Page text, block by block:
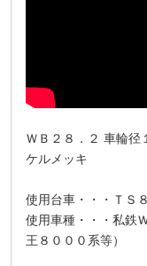
ＷＢ２８．２ 車輪径
ケルメッキ
使用台車・・・ＴＳ
使用車種・・・私鉄
王８０００系等）